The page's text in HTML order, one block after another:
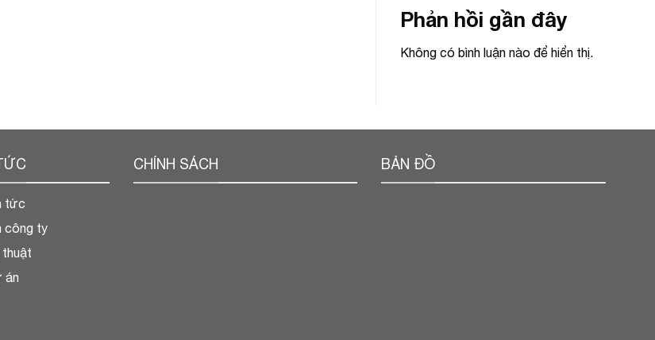
Phản hồi gần đây
Không có bình luận nào để hiển thị.
tức
công ty
thuật
án
CHÍNH SÁCH BẢN ĐỒ